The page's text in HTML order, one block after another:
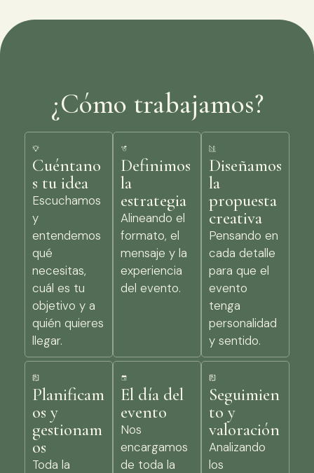
¿Cómo trabajamos?
Cuéntano
s tu idea
Escuchamos
y
entendemos
qué
necesitas,
cuál es tu
objetivo y a
quién quieres
llegar.
Definimos
la
estrategia
Alineando el
formato, el
mensaje y la
experiencia
del evento.
Diseñamos
la
propuesta
creativa
Pensando en
cada detalle
para que el
evento
tenga
personalidad
y sentido.
Planificam
os y
gestionam
os
Toda la
El día del
evento
Nos
encargamos
de toda la
Seguimien
to y
valoración
Analizando
los